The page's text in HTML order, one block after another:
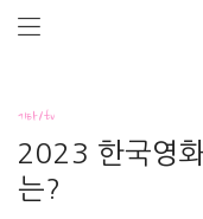
기타/tv
2023 한국영
는?